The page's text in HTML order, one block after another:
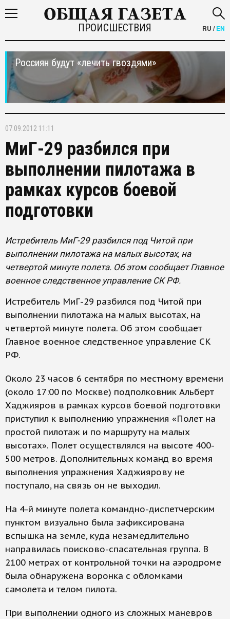
ПРОИСШЕСТВИЯ RU /EN
Россиян будут «лечить гвоздями»
07.09.2012 11:11
МиГ-29 разбился при
выполнении пилотажа в
рамках курсов боевой
подготовки
Истребитель МиГ-29 разбился под Читой при
выполнении пилотажа на малых высотах, на
четвертой минуте полета. Об этом сообщает Главное
военное следственное управление СК РФ.
Истребитель МиГ-29 разбился под Читой при
выполнении пилотажа на малых высотах, на
четвертой минуте полета. Об этом сообщает
Главное военное следственное управление СК
РФ.
Около 23 часов 6 сентября по местному времени
(около 17:00 по Москве) подполковник Альберт
Хаджияров в рамках курсов боевой подготовки
приступил к выполнению упражнения «Полет на
простой пилотаж и по маршруту на малых
высотах». Полет осуществлялся на высоте 400-
500 метров. Дополнительных команд во время
выполнения упражнения Хаджиярову не
поступало, на связь он не выходил.
На 4-й минуте полета командно-диспетчерским
пунктом визуально была зафиксирована
вспышка на земле, куда незамедлительно
направилась поисково-спасательная группа. В
2100 метрах от контрольной точки на аэродроме
была обнаружена воронка с обломками
самолета и телом пилота.
При выполнении одного из сложных маневров